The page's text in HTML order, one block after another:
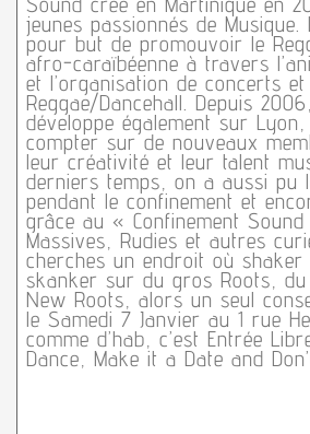
jeunes passionnés de Musique.
pour but de promouvoir le
afro-caraïbéenne à travers
et l’organisation de concerts
Reggae/Dancehall. Depuis
développe également sur
compter sur de nouveaux
leur créativité et leur talent
derniers temps, on a aussi pu
pendant le confinement et
grâce au « Confinement
Massives, Rudies et autres
cherches un endroit où
skanker sur du gros Roots, du
New Roots, alors un seul
le Samedi 7 Janvier au 1 rue
comme d’hab, c’est Entrée
Dance, Make it a Date and